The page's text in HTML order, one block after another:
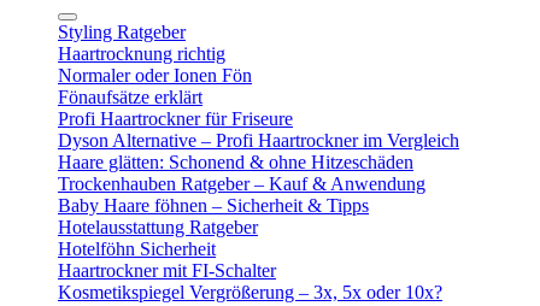
Styling Ratgeber
Haartrocknung richtig
Normaler oder Ionen Fön
Fönaufsätze erklärt
Profi Haartrockner für Friseure
Dyson Alternative – Profi Haartrockner im Vergleich
Haare glätten: Schonend & ohne Hitzeschäden
Trockenhauben Ratgeber – Kauf & Anwendung
Baby Haare föhnen – Sicherheit & Tipps
Hotelausstattung Ratgeber
Hotelföhn Sicherheit
Haartrockner mit FI-Schalter
Kosmetikspiegel Vergrößerung – 3x, 5x oder 10x?